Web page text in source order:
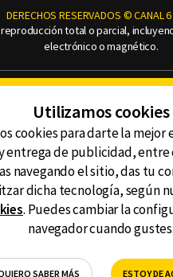
DERECHOS RESERVADOS © CANAL
total o parcial,
electrónico o magnético.
AVISO DE PRIVACIDAD
AVISO LEGAL
DEFENSORÍA DE LAS
DESCARGA LA APP DE CANAL 6
Utilizamos cookies
cookies para darte la mejor
entrega de publicidad, entre
navegando el sitio, das tu
dicha tecnología, según
. Puedes cambiar la
navegador cuando gustes.
SABER MÁS ESTOY DE